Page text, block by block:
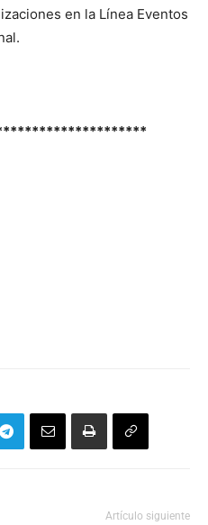
en la Línea Eventos
Artículo siguiente